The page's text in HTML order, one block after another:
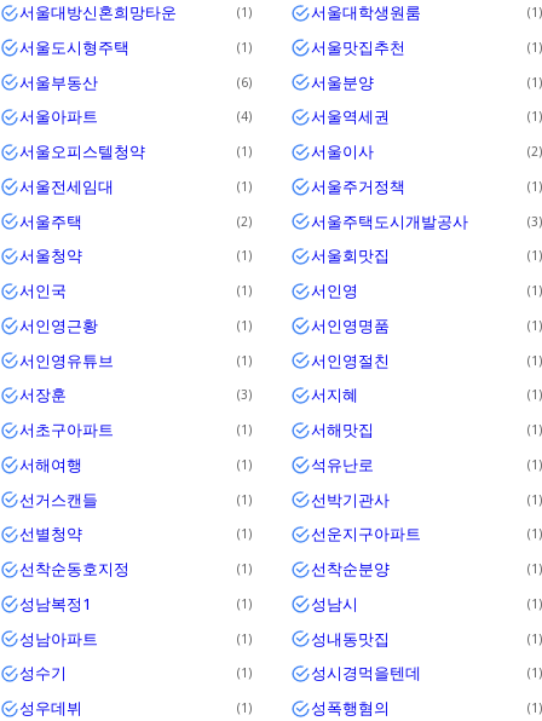
서울대방신혼희망타운 1 서울대학생원룸 1
서울도시형주택 1 서울맛집추천 1
서울부동산 6 서울분양 1
서울아파트 4 서울역세권 1
서울오피스텔청약 1 서울이사 2
서울전세임대 1 서울주거정책 1
서울주택 2 서울주택도시개발공사 3
서울청약 1 서울회맛집 1
서인국 1 서인영 1
서인영근황 1 서인영명품 1
서인영유튜브 1 서인영절친 1
서장훈 3 서지혜 1
서초구아파트 1 서해맛집 1
서해여행 1 석유난로 1
선거스캔들 1 선박기관사 1
선별청약 1 선운지구아파트 1
선착순동호지정 1 선착순분양 1
성남복정1 1 성남시 1
성남아파트 1 성내동맛집 1
성수기 1 성시경먹을텐데 1
성우데뷔 1 성폭행혐의 1